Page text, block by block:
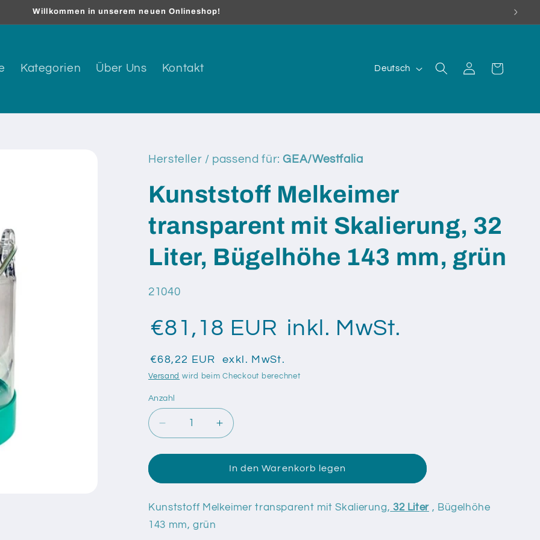
Willkommen in unserem neuen Onlineshop!
Kategorien Über Uns Kontakt
SDeutsch EinloggenWarenkorb
Hersteller / passend für:GEA/Westfalia
Kunststoff Melkeimer
transparent mit Skalierung, 32
Liter, Bügelhöhe 143 mm, grün
SKU:
21040
€81,18 EUR inkl. MwSt.
€68,22 EUR exkl. MwSt.
Versand wird beim Checkout berechnet
Anzahl
Anzahl
Verringere
die
Menge
Kunststoff
transparent
mit
Erhöhe
die
Menge
für
Kunststoff
transparent
In den Warenkorb legen
Kunststoff Melkeimer transparent mit Skalierung, 32 Liter, Bügelhöhe
143 mm, grün